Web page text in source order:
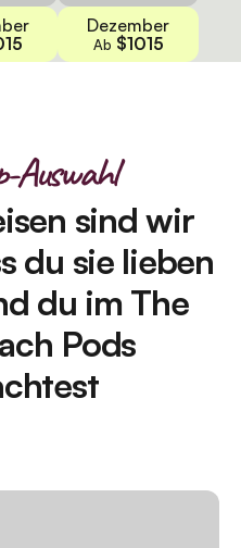
Dezember
Ab $1015
Auswahl
sind wir
du sie lieben
du im The
Pods